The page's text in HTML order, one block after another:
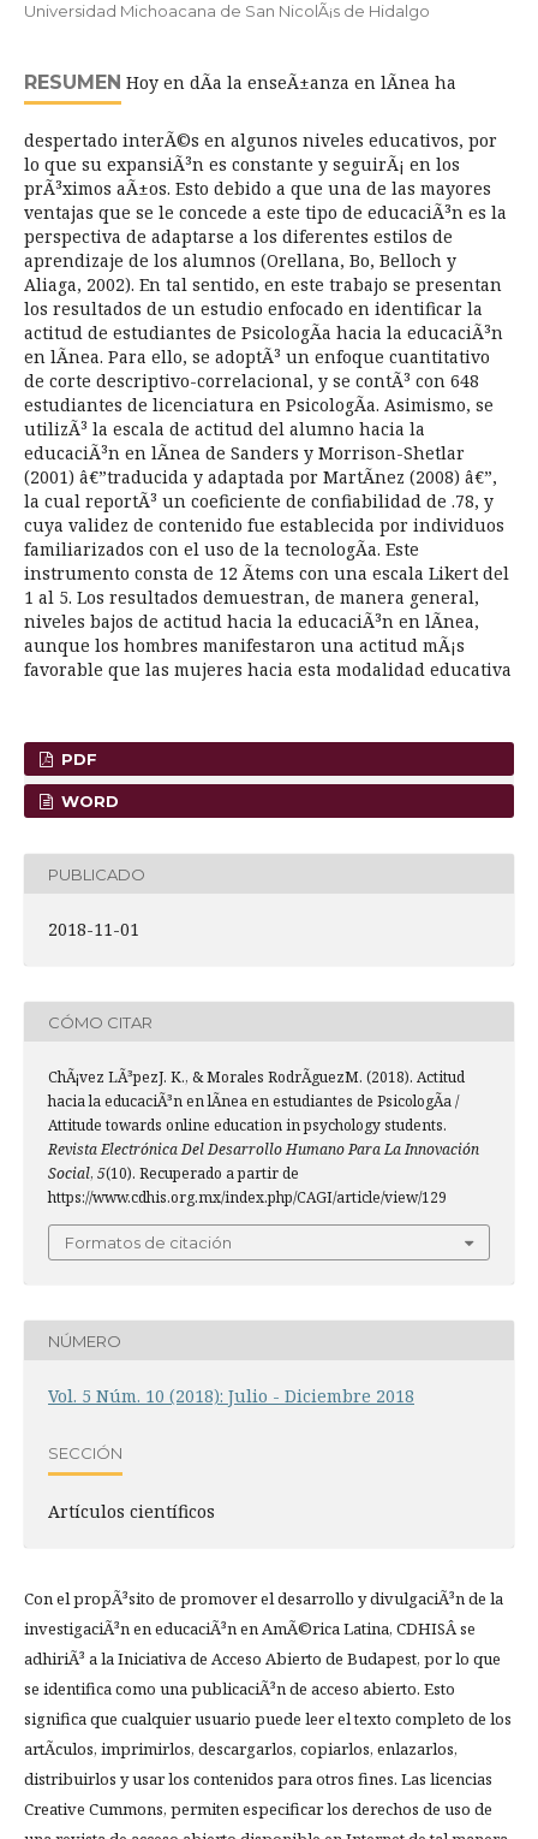
Universidad Michoacana de San NicolÃ¡s de Hidalgo
RESUMEN Hoy en dÃ­a la enseÃ±anza en lÃ­nea ha
despertado interÃ©s en algunos niveles educativos, por
lo que su expansiÃ³n es constante y seguirÃ¡ en los
prÃ³ximos aÃ±os. Esto debido a que una de las mayores
ventajas que se le concede a este tipo de educaciÃ³n es la
perspectiva de adaptarse a los diferentes estilos de
aprendizaje de los alumnos (Orellana, Bo, Belloch y
Aliaga, 2002). En tal sentido, en este trabajo se presentan
los resultados de un estudio enfocado en identificar la
actitud de estudiantes de PsicologÃ­a hacia la educaciÃ³n
en lÃ­nea. Para ello, se adoptÃ³ un enfoque cuantitativo
de corte descriptivo-correlacional, y se contÃ³ con 648
estudiantes de licenciatura en PsicologÃ­a. Asimismo, se
utilizÃ³ la escala de actitud del alumno hacia la
educaciÃ³n en lÃ­nea de Sanders y Morrison-Shetlar
(2001) â€”traducida y adaptada por MartÃ­nez (2008) â€”,
la cual reportÃ³ un coeficiente de confiabilidad de .78, y
cuya validez de contenido fue establecida por individuos
familiarizados con el uso de la tecnologÃ­a. Este
instrumento consta de 12 Ã­tems con una escala Likert del
1 al 5. Los resultados demuestran, de manera general,
niveles bajos de actitud hacia la educaciÃ³n en lÃ­nea,
aunque los hombres manifestaron una actitud mÃ¡s
favorable que las mujeres hacia esta modalidad educativa
PDF
WORD
PUBLICADO
2018-11-01
CÓMO CITAR
ChÃ¡vez LÃ³pezJ. K., & Morales RodrÃ­guezM. (2018). Actitud
hacia la educaciÃ³n en lÃ­nea en estudiantes de PsicologÃ­a /
Attitude towards online education in psychology students.
Revista Electrónica Del Desarrollo Humano Para La Innovación
Social, 5(10). Recuperado a partir de
https://www.cdhis.org.mx/index.php/CAGI/article/view/129
Formatos de citación
NÚMERO
Vol. 5 Núm. 10 (2018): Julio - Diciembre 2018
SECCIÓN
Artí­culos científicos
Con el propÃ³sito de promover el desarrollo y divulgaciÃ³n de la
investigaciÃ³n en educaciÃ³n en AmÃ©rica Latina, CDHISÂ se
adhiriÃ³ a la Iniciativa de Acceso Abierto de Budapest, por lo que
se identifica como una publicaciÃ³n de acceso abierto. Esto
significa que cualquier usuario puede leer el texto completo de los
artÃ­culos, imprimirlos, descargarlos, copiarlos, enlazarlos,
distribuirlos y usar los contenidos para otros fines. Las licencias
Creative Cummons, permiten especificar los derechos de uso de